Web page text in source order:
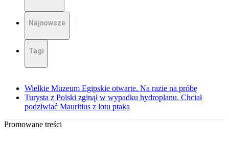
Najnowsze
Tagi
Wielkie Muzeum Egipskie otwarte. Na razie na próbę
Turysta z Polski zginął w wypadku hydroplanu. Chciał
podziwiać Mauritius z lotu ptaka
Promowane treści